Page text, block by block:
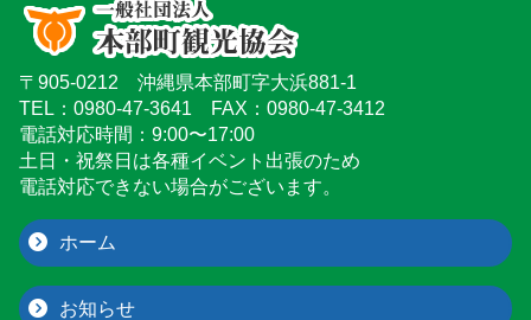
〒905-0212 沖縄県本部町字大浜881-1
TEL：0980-47-3641 FAX：0980-47-3412
電話対応時間：9:00〜17:00
土日・祝祭日は各種イベント出張のため
電話対応できない場合がございます。
ホーム
お知らせ